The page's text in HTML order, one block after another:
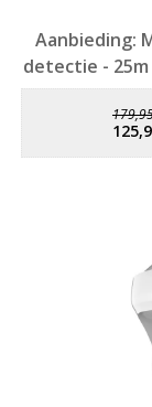
Aanbieding:
detectie -